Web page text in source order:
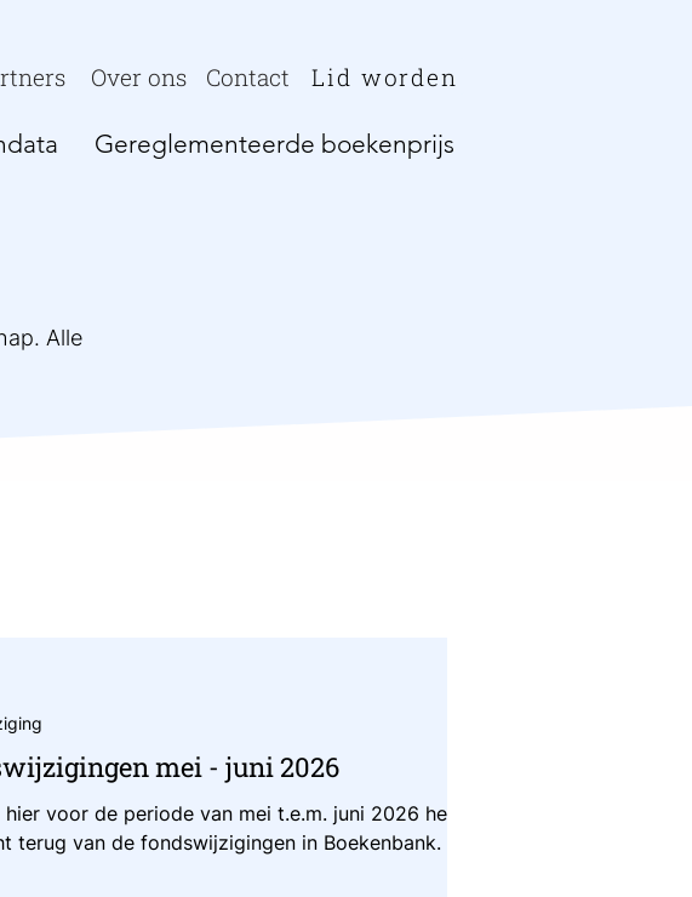
Over ons Contact Lid worden
Gereglementeerde boekenprijs
Alle
mei - juni 2026
voor de periode van mei t.e.m. juni 2026 het
terug van de fondswijzigingen in Boekenbank.